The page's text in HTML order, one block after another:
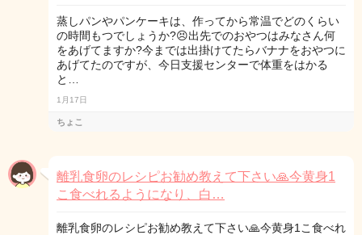
蒸しパンやパンケーキは、作ってから常温でどのくらい
の時間もつでしょうか?😣出先でのおやつはみなさん何
をあげてますか?今までは出掛けてたらバナナをおやつに
あげてたのですが、今日支援センターで体重をはかる
と…
1月17日
ちょこ
離乳食卵のレシピお勧め教えて下さい🙏今黄身1
こ食べれるようになり、白…
離乳食卵のレシピお勧め教えて下さい🙏今黄身1こ食べれ